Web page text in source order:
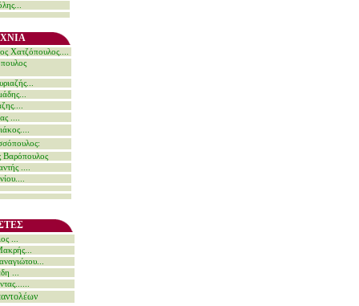
Χατζόπουλος....
Βαρόπουλος
...